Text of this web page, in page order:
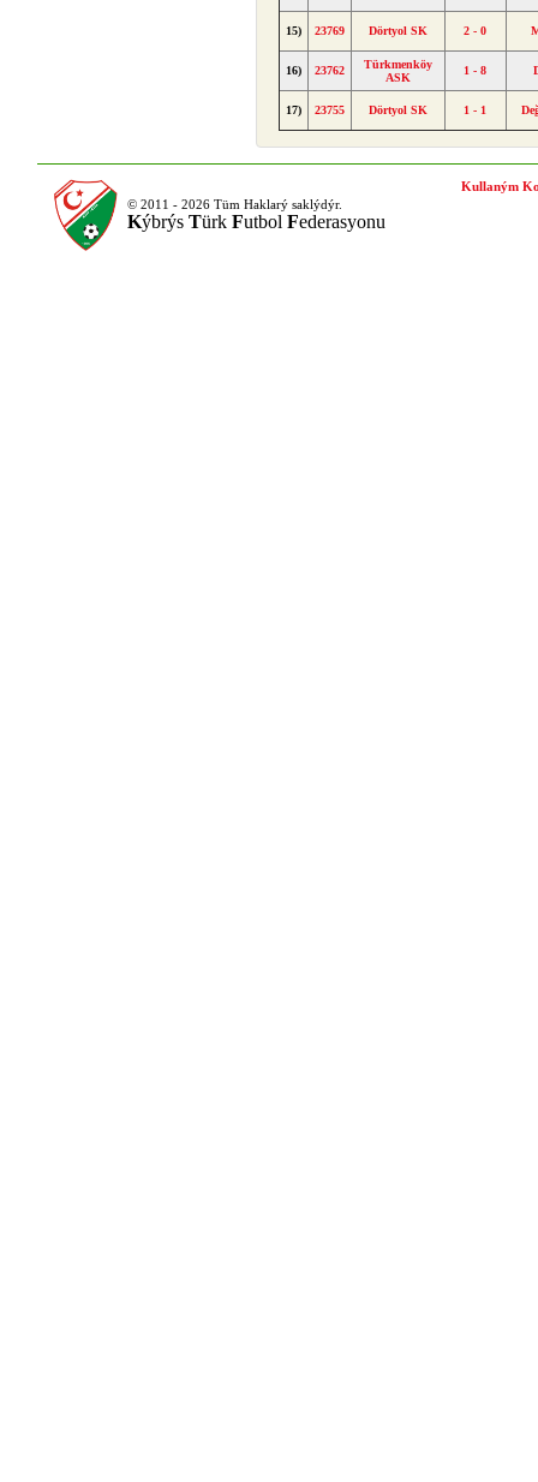
15) 23769 Dörtyol SK 2 - 0
16) 23762
Türkmenköy
ASK
1 - 8
17) 23755 Dörtyol SK 1 - 1
© 2011 - 2026 Tüm Haklarý saklýdýr.
Kýbrýs Türk Futbol Federasyonu
Kullaným